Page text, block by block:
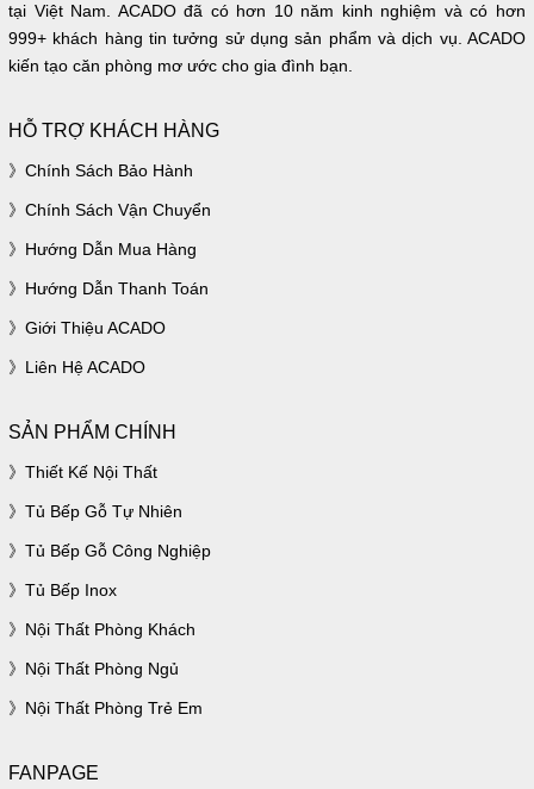
tại Việt Nam. ACADO đã có hơn 10 năm kinh nghiệm và có hơn
999+ khách hàng tin tưởng sử dụng sản phẩm và dịch vụ. ACADO
kiến tạo căn phòng mơ ước cho gia đình bạn.
HỖ TRỢ KHÁCH HÀNG
Chính Sách Bảo Hành
Chính Sách Vận Chuyển
Hướng Dẫn Mua Hàng
Hướng Dẫn Thanh Toán
Giới Thiệu ACADO
Liên Hệ ACADO
SẢN PHẨM CHÍNH
Thiết Kế Nội Thất
Tủ Bếp Gỗ Tự Nhiên
Tủ Bếp Gỗ Công Nghiệp
Tủ Bếp Inox
Nội Thất Phòng Khách
Nội Thất Phòng Ngủ
Nội Thất Phòng Trẻ Em
FANPAGE